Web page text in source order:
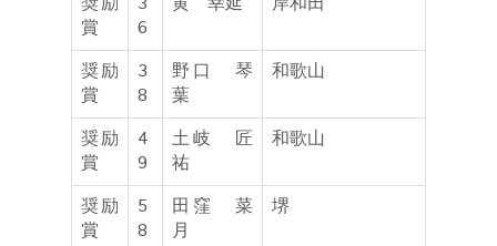
賞
6
奨励
賞
3
8
野口 琴
葉
和歌山
奨励
賞
4
9
土岐 匠
祐
和歌山
奨励
賞
5
8
田窪 菜
月
堺